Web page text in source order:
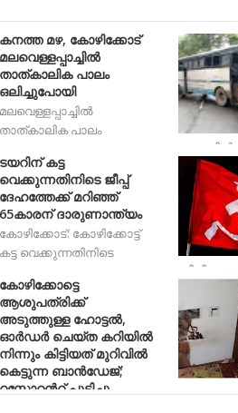
കനത്ത മഴ, കോഴിക്കോട്
മലവെള്ളപ്പാച്ചിൽ
താത്കാലിക പാലം
ഒലിച്ചുപോയി
മലവെള്ളപ്പാച്ചിൽ
താത്കാലിക പാലം
ചുരത്തിൽ
ടയറിന് കട്ട
വെക്കുന്നതിനിടെ ജീപ്പ്
ദേഹത്തേക്ക് മറിഞ്ഞ്
65കാരന് ദാരുണാന്ത്യം
കോഴിക്കോട്: കോഴിക്കോട്ട്
കട്ട വെക്കുന്നതിനിടെ
കോഴിക്കോട്ടെ
ആശുപത്രിക്ക്
അടുത്തുള്ള ഹോട്ടൽ,
ഓർഡർ ചെയ്ത കറിയിൽ
നിന്നും കിട്ടിയത് മുറിവില്‍
കെട്ടുന്ന ബാൻഡേജ്;
റസ്റ്റോറന്‍റ് പൂട്ടിച്ചു